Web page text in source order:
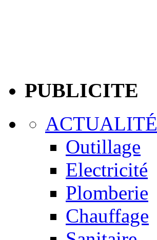
PUBLICITE
ACTUALITÉ
Outillage
Electricité
Plomberie
Chauffage